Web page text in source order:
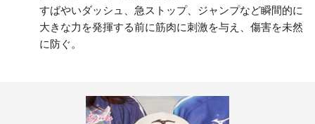
すばやいダッシュ、急ストップ、ジャンプなど瞬間的に
大きな力を発揮する前に筋肉に刺激を与え、傷害を未然
に防ぐ。